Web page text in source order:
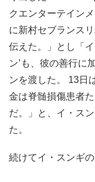
クエンターテイン
に新村セブランス
伝えた。」とし「
ン’も、彼の善行に
ンを渡した。 13日
金は脊髄損傷患者
だ。」と、イ・ス
た。
続けてイ・スンギ